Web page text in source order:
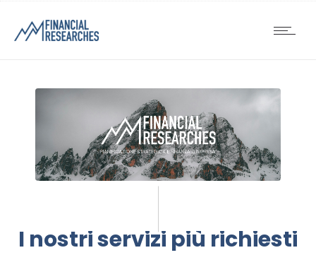
I nostri servizi più richiesti